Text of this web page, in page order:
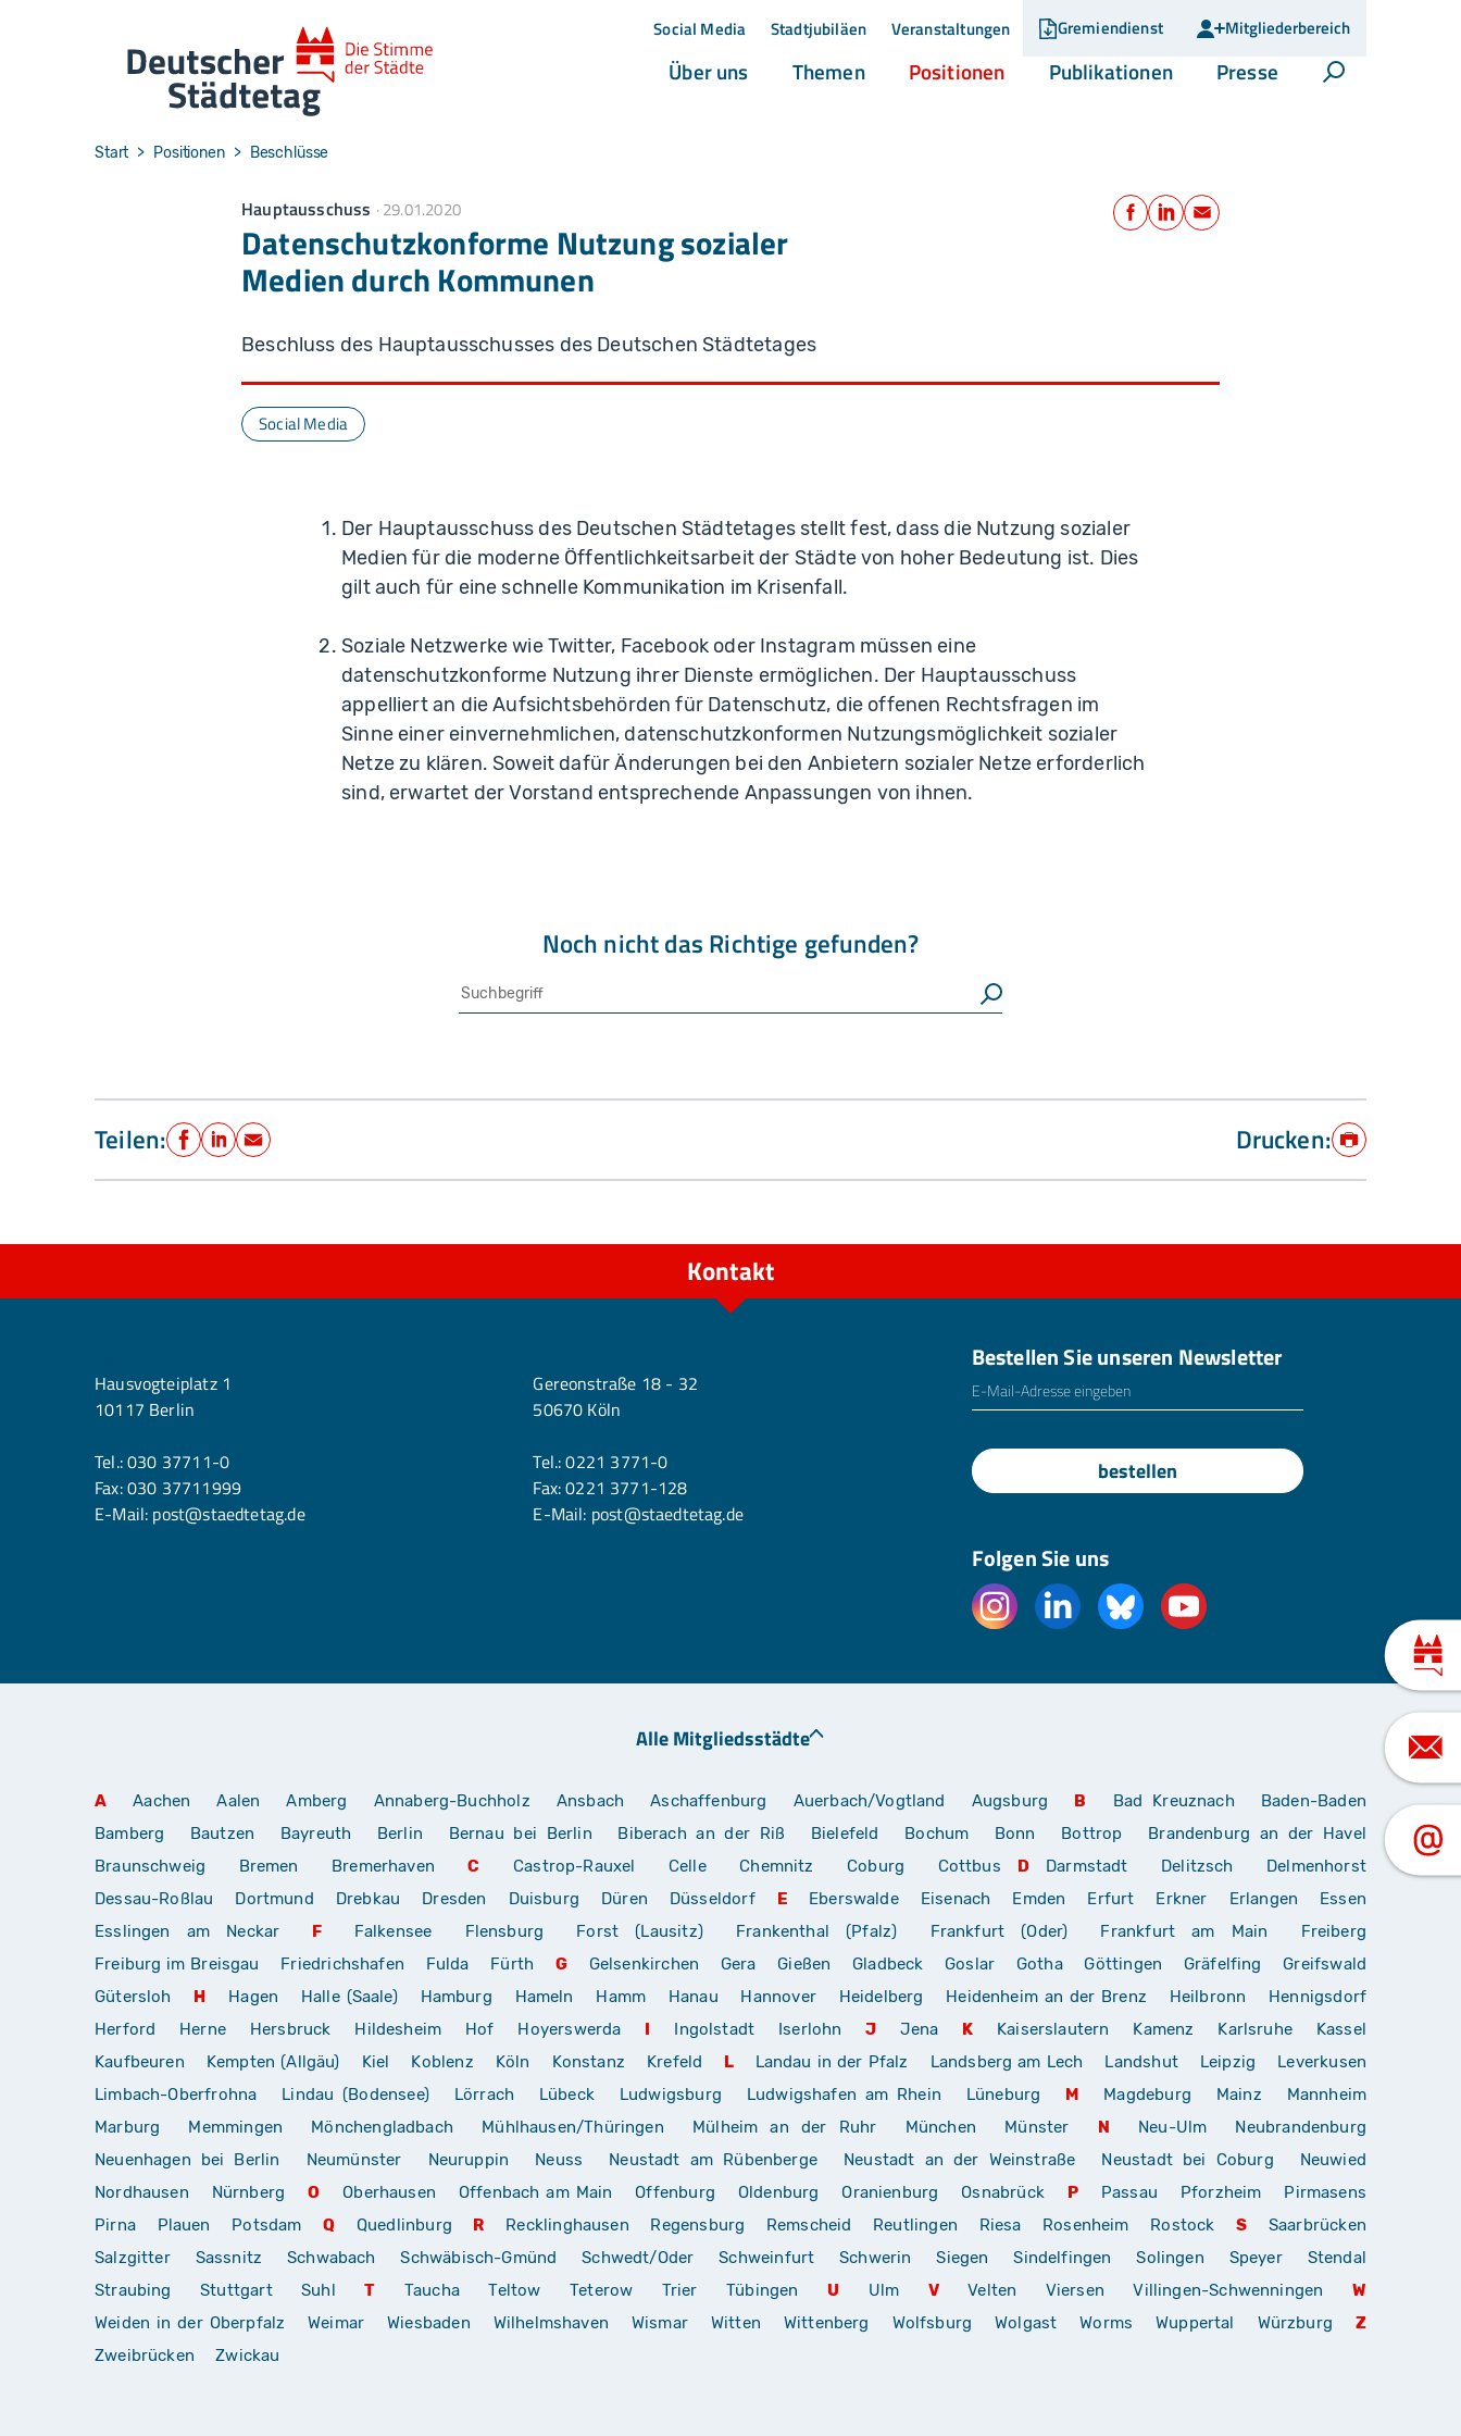
Social Media Stadtjubiläen Veranstaltungen Gremiendienst Mitgliederbereich
Über uns(current)Themen(current)Positionen(current)Publikationen(current)Presse (current)Suche öffnen
You are here:
Start Positionen Beschlüsse
Hauptausschuss 29.01.2020
Datenschutzkonforme Nutzung sozialer
Medien durch Kommunen
Beschluss des Hauptausschusses des Deutschen Städtetages
Teilen
Facebook
LinkedIn
E-Mail
Social Media
Der Hauptausschuss des Deutschen Städtetages stellt fest, dass die Nutzung sozialer
Medien für die moderne Öffentlichkeitsarbeit der Städte von hoher Bedeutung ist. Dies
gilt auch für eine schnelle Kommunikation im Krisenfall.
Soziale Netzwerke wie Twitter, Facebook oder Instagram müssen eine
datenschutzkonforme Nutzung ihrer Dienste ermöglichen. Der Hauptausschuss
appelliert an die Aufsichtsbehörden für Datenschutz, die offenen Rechtsfragen im
Sinne einer einvernehmlichen, datenschutzkonformen Nutzungsmöglichkeit sozialer
Netze zu klären. Soweit dafür Änderungen bei den Anbietern sozialer Netze erforderlich
sind, erwartet der Vorstand entsprechende Anpassungen von ihnen.
Noch nicht das Richtige gefunden?
Suche Suchen
Teilen: Facebook
LinkedIn
E-Mail Drucken: Drucken
Kontakt
Hausvogteiplatz 1
10117 Berlin
Tel.:030 37711-0
Fax: 030 37711999
E-Mail: post@staedtetag.de
Gereonstraße 18 - 32
50670 Köln
Tel.:0221 3771-0
Fax: 0221 3771-128
E-Mail: post@staedtetag.de
Bestellen Sie unseren Newsletter
E-Mailadresse
bestellen
Folgen Sie uns
Alle Mitgliedsstädte
A Aachen Aalen Amberg Annaberg-Buchholz Ansbach Aschaffenburg Auerbach/Vogtland Augsburg B Bad Kreuznach
Baden-Baden
Bamberg
Bautzen Bayreuth Berlin Bernau bei Berlin Biberach an der Riß Bielefeld Bochum Bonn Bottrop
Brandenburg an der Havel
Braunschweig
Bremen Bremerhaven C Castrop-Rauxel Celle Chemnitz Coburg Cottbus D Darmstadt Delitzsch
Delmenhorst
Dessau-Roßlau
Dortmund Drebkau Dresden Duisburg Düren Düsseldorf E Eberswalde Eisenach Emden Erfurt Erkner Erlangen
Essen
Esslingen am Neckar
F Falkensee Flensburg Forst (Lausitz) Frankenthal (Pfalz) Frankfurt (Oder) Frankfurt am Main
Freiberg
Freiburg im Breisgau
Friedrichshafen Fulda Fürth G Gelsenkirchen Gera Gießen Gladbeck Goslar Gotha Göttingen Gräfelfing
Greifswald
Gütersloh
H Hagen Halle (Saale) Hamburg Hameln Hamm Hanau Hannover Heidelberg Heidenheim an der Brenz Heilbronn
Hennigsdorf
Herford
Herne Hersbruck Hildesheim Hof Hoyerswerda I Ingolstadt Iserlohn J Jena K Kaiserslautern Kamenz Karlsruhe
Kassel
Kaufbeuren
Kempten (Allgäu) Kiel Koblenz Köln Konstanz Krefeld L Landau in der Pfalz Landsberg am Lech Landshut Leipzig
Leverkusen
Limbach-Oberfrohna
Lindau (Bodensee) Lörrach Lübeck Ludwigsburg Ludwigshafen am Rhein Lüneburg M Magdeburg Mainz
Mannheim
Marburg
Memmingen Mönchengladbach Mühlhausen/Thüringen Mülheim an der Ruhr München Münster N Neu-Ulm
Neubrandenburg
Neuenhagen bei Berlin
Neumünster Neuruppin Neuss Neustadt am Rübenberge Neustadt an der Weinstraße Neustadt bei Coburg
Neuwied
Nordhausen
Nürnberg O Oberhausen Offenbach am Main Offenburg Oldenburg Oranienburg Osnabrück P Passau Pforzheim
Pirmasens
Pirna
Plauen Potsdam Q Quedlinburg R Recklinghausen Regensburg Remscheid Reutlingen Riesa Rosenheim Rostock S
Saarbrücken
Salzgitter
Sassnitz Schwabach Schwäbisch-Gmünd Schwedt/Oder Schweinfurt Schwerin Siegen Sindelfingen Solingen Speyer
Stendal
Straubing
Stuttgart Suhl T Taucha Teltow Teterow Trier Tübingen U Ulm V Velten Viersen Villingen-Schwenningen
W
Weiden in der Oberpfalz
Weimar Wiesbaden Wilhelmshaven Wismar Witten Wittenberg Wolfsburg Wolgast Worms Wuppertal Würzburg
Z
Zweibrücken
Zwickau